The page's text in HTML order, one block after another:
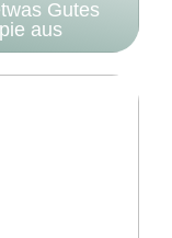
Gutes
aus